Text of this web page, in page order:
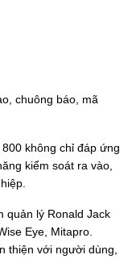
chuông báo, mã
không chỉ đáp ứng
kiểm soát ra vào,
quản lý Ronald Jack
Eye, Mitapro.
thiện với người dùng,